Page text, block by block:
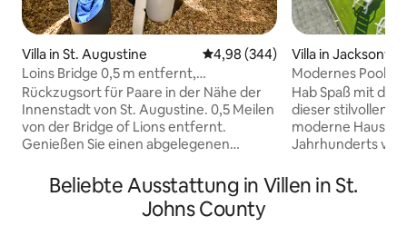
Villa in St. Augustine Durchschnittliche Bewertung:
4,98 (344)
Loins Bridge 0,5 m entfernt,
2 Schlafzimmer, privater Whirlpool
Rückzugsort für Paare in der Nähe der
Innenstadt von St. Augustine. 0,5 Meilen
von der Bridge of Lions entfernt.
Genießen Sie einen abgelegenen
Wasserbrunnen und einen neuen
Whirlpool für 4 Personen. Entspanne
dich und beobachte den
Villa in
Modernes
des Jahrhunderts
Hab Spaß mit der
dieser stilvollen
moderne Haus
Jahrhunderts
privaten Pool-/
Schlafzimmer
Beliebte Ausstattung in Villen in St.
Johns County